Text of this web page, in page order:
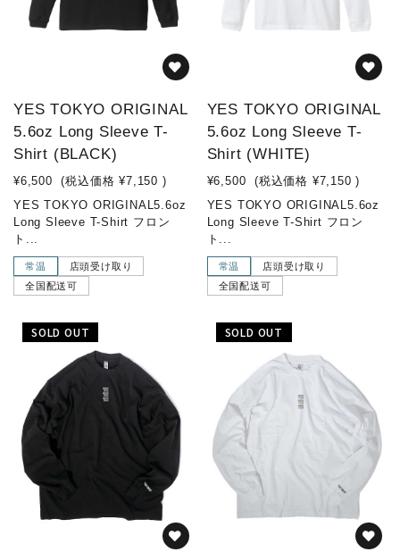
YES TOKYO ORIGINAL
5.6oz Long Sleeve T-
Shirt (BLACK)
¥6,500 (税込価格 ¥7,150 )
YES TOKYO ORIGINAL5.6oz
Long Sleeve T-Shirt フロン
ト...
常温
店頭受け取り
全国配送可
YES TOKYO ORIGINAL
5.6oz Long Sleeve T-
Shirt (WHITE)
¥6,500 (税込価格 ¥7,150 )
YES TOKYO ORIGINAL5.6oz
Long Sleeve T-Shirt フロン
ト...
常温
店頭受け取り
全国配送可
SOLD OUT SOLD OUT